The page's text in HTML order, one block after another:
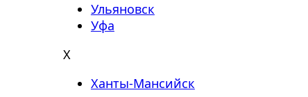
Ульяновск
Уфа
Х
Ханты-Мансийск